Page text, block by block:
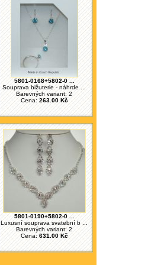
5801-0168+5802-0 ...
Souprava bižuterie - náhrde ...
Barevných variant: 2
Cena: 263.00 Kč
5801-0190+5802-0 ...
Luxusní souprava svatební b ...
Barevných variant: 2
Cena: 631.00 Kč